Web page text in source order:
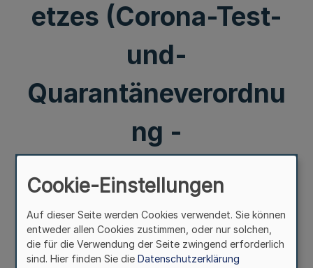
etzes (Corona-Test-
und-
Quarantäneverordnu
ng -
CoronaTestQuarantä
neVO)
Cookie-Einstellungen
Auf dieser Seite werden Cookies verwendet. Sie können
entweder allen Cookies zustimmen, oder nur solchen,
die für die Verwendung der Seite zwingend erforderlich
sind. Hier finden Sie die Datenschutzerklärung